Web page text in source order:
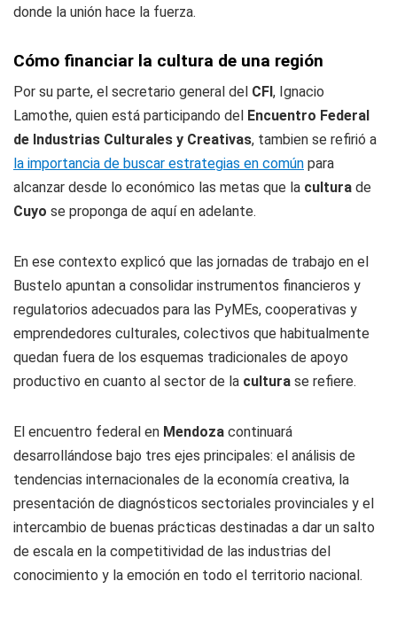
donde la unión hace la fuerza.
Cómo financiar la cultura de una región
Por su parte, el secretario general del CFI, Ignacio
Lamothe, quien está participando del Encuentro Federal
de Industrias Culturales y Creativas, tambien se refirió a
la importancia de buscar estrategias en común para
alcanzar desde lo económico las metas que la cultura de
Cuyo se proponga de aquí en adelante.
En ese contexto explicó que las jornadas de trabajo en el
Bustelo apuntan a consolidar instrumentos financieros y
regulatorios adecuados para las PyMEs, cooperativas y
emprendedores culturales, colectivos que habitualmente
quedan fuera de los esquemas tradicionales de apoyo
productivo en cuanto al sector de la cultura se refiere.
El encuentro federal en Mendoza continuará
desarrollándose bajo tres ejes principales: el análisis de
tendencias internacionales de la economía creativa, la
presentación de diagnósticos sectoriales provinciales y el
intercambio de buenas prácticas destinadas a dar un salto
de escala en la competitividad de las industrias del
conocimiento y la emoción en todo el territorio nacional.